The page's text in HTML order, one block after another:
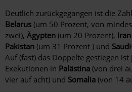
Deutlich zurückgegangen ist die
Belarus (um 50 Prozent, von
zwei), Ägypten (um 20 Prozent), Iran
Pakistan (um 31 Prozent ) und
Auf (fast) das Doppelte gestiegen
Exekutionen in Palästina (von drei
vier auf acht) und Somalia (von 14